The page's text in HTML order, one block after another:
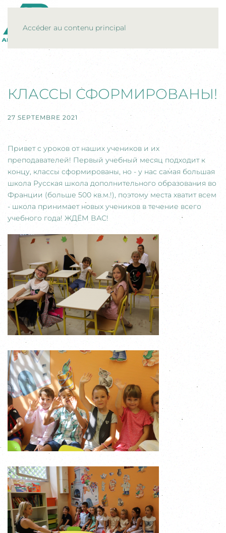
Accéder au contenu principal
КЛАССЫ СФОРМИРОВАНЫ!
27 SEPTEMBRE 2021
Привет с уроков от наших учеников и их
преподавателей! Первый учебный месяц подходит к
концу, классы сформированы, но - у нас самая большая
школа Русская школа дополнительного образования во
Франции (больше 500 кв.м.!), поэтому места хватит всем
- школа принимает новых учеников в течение всего
учебного года! ЖДЁМ ВАС!